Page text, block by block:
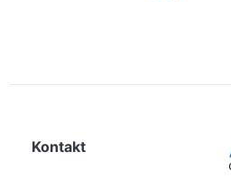
Kontakt